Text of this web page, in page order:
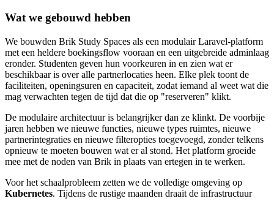
Wat we gebouwd hebben
We bouwden Brik Study Spaces als een modulair Laravel-platform
met een heldere boekingsflow vooraan en een uitgebreide adminlaag
eronder. Studenten geven hun voorkeuren in en zien wat er
beschikbaar is over alle partnerlocaties heen. Elke plek toont de
faciliteiten, openingsuren en capaciteit, zodat iemand al weet wat die
mag verwachten tegen de tijd dat die op "reserveren" klikt.
De modulaire architectuur is belangrijker dan ze klinkt. De voorbije
jaren hebben we nieuwe functies, nieuwe types ruimtes, nieuwe
partnerintegraties en nieuwe filteropties toegevoegd, zonder telkens
opnieuw te moeten bouwen wat er al stond. Het platform groeide
mee met de noden van Brik in plaats van ertegen in te werken.
Voor het schaalprobleem zetten we de volledige omgeving op
Kubernetes. Tijdens de rustige maanden draait de infrastructuur